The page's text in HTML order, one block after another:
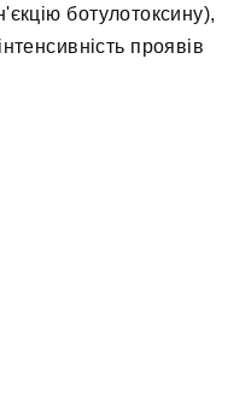
ботулотоксину),
проявів